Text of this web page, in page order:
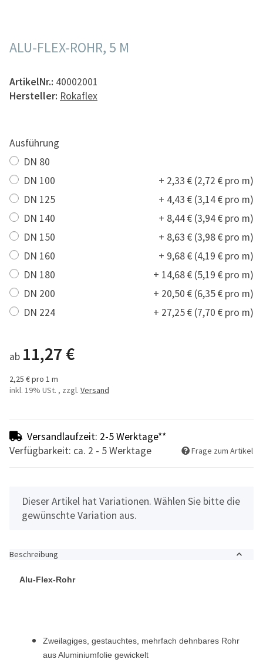
ALU-FLEX-ROHR, 5 M
ArtikelNr.: 40002001
Hersteller: Rokaflex
Ausführung
DN 80
DN 100
+ 2,33 € (2,72 € pro m)
DN 125
+ 4,43 € (3,14 € pro m)
DN 140
+ 8,44 € (3,94 € pro m)
DN 150
+ 8,63 € (3,98 € pro m)
DN 160
+ 9,68 € (4,19 € pro m)
DN 180
+ 14,68 € (5,19 € pro m)
DN 200
+ 20,50 € (6,35 € pro m)
DN 224
+ 27,25 € (7,70 € pro m)
ab 11,27 €
2,25 € pro 1 m
inkl. 19% USt. , zzgl. Versand
Versandlaufzeit: 2-5 Werktage**
Verfügbarkeit: ca. 2 - 5 Werktage
Frage zum Artikel
x
Dieser Artikel hat Variationen. Wählen Sie bitte die
gewünschte Variation aus.
Beschreibung
Alu-Flex-Rohr
Zweilagiges, gestauchtes, mehrfach dehnbares Rohr
aus Aluminiumfolie gewickelt